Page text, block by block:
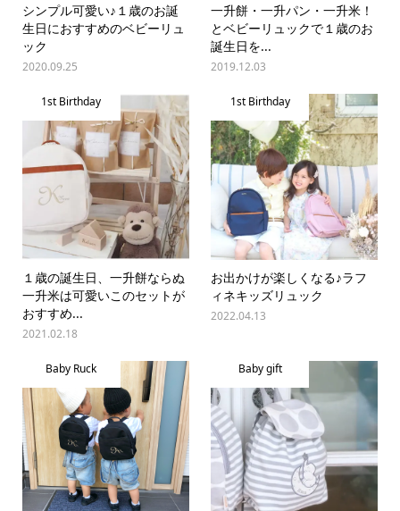
シンプル可愛い♪１歳のお誕
生日におすすめのベビーリュ
ック
2020.09.25
一升餅・一升パン・一升米！
とベビーリュックで１歳のお
誕生日を...
2019.12.03
1st Birthday
１歳の誕生日、一升餅ならぬ
一升米は可愛いこのセットが
おすすめ...
2021.02.18
1st Birthday
お出かけが楽しくなる♪ラフ
ィネキッズリュック
2022.04.13
Baby Ruck Baby gift